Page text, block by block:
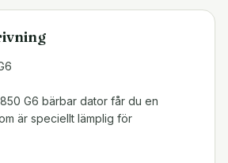
G6 bärbar dator får du en
är speciellt lämplig för